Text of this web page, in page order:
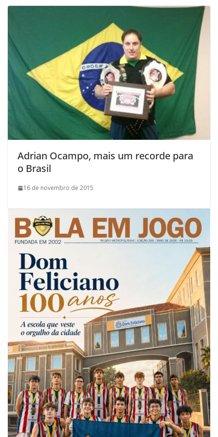
Adrian Ocampo, mais um recorde para
o Brasil
16 de novembro de 2015